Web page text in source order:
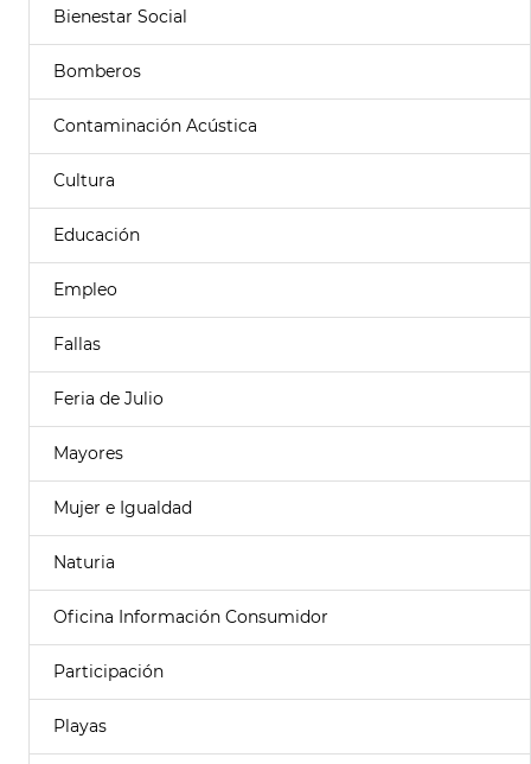
Bienestar Social
Bomberos
Contaminación Acústica
Cultura
Educación
Empleo
Fallas
Feria de Julio
Mayores
Mujer e Igualdad
Naturia
Oficina Información Consumidor
Participación
Playas